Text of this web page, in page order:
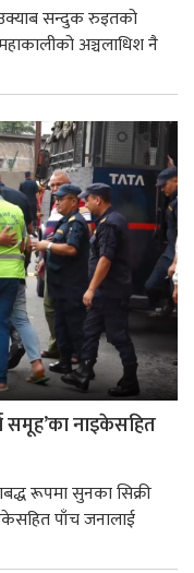
सन्दुक रुइतको
अञ्चलाधिश नै
समूह’का नाइकेसहित
रूपमा सुनका सिक्री
पाँच जनालाई